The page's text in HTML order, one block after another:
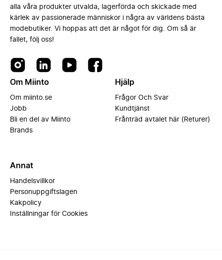
alla våra produkter utvalda, lagerförda och skickade med
kärlek av passionerade människor i några av världens bästa
modebutiker. Vi hoppas att det är något för dig. Om så är
fallet, följ oss!
Om Miinto
Om miinto.se
Jobb
Bli en del av Miinto
Brands
Hjälp
Frågor Och Svar
Kundtjänst
Frånträd avtalet här (Returer)
Annat
Handelsvillkor
Personuppgiftslagen
Kakpolicy
Inställningar för Cookies